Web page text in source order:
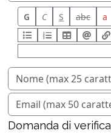
G C S abc a
Domanda di verifica